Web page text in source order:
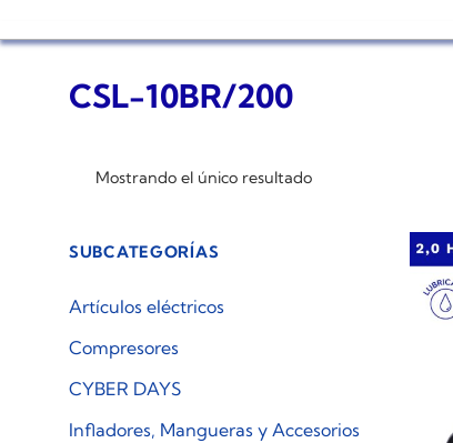
CSL-10BR/200
Mostrando el único resultado
SUBCATEGORÍAS
Artículos eléctricos
Compresores
CYBER DAYS
Infladores, Mangueras y Accesorios